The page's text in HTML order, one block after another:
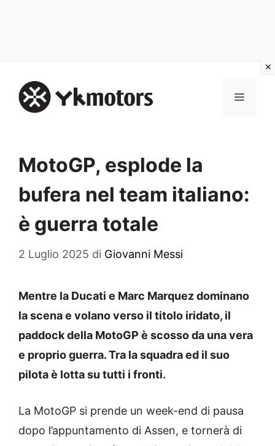
contenuto
MENU
MotoGP, esplode la
bufera nel team italiano:
è guerra totale
2 Luglio 2025 di Giovanni Messi
Mentre la Ducati e Marc Marquez dominano
la scena e volano verso il titolo iridato, il
paddock della MotoGP è scosso da una vera
e proprio guerra. Tra la squadra ed il suo
pilota è lotta su tutti i fronti.
La MotoGP si prende un week-end di pausa
dopo l’appuntamento di Assen, e tornerà di